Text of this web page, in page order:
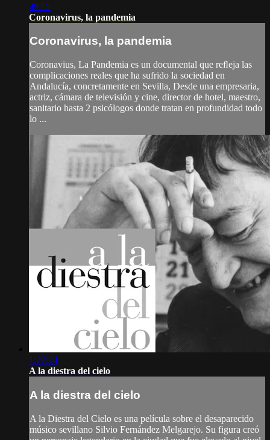
49:15
Coronavirus, la pandemia
Coronavirus, la pandemia
Coronavius, La Pandemia es un documental que reﬂeja las
complicaciones reales que ha sufrido la sociedad en
Andalucía, concretamente en Sevilla, Desde una empresaria,
actriz, cámara de televisión y cine, director de hotel, maestro,
sanitario hasta 2 psicólogos donde tratan en profundidad todo
lo ...
1:27:24
A la diestra del cielo
A la diestra del cielo
A la Diestra del Cielo es una película sobre el desaparecido
músico sevillano Silvio Fernández Melgarejo. Su figura creó